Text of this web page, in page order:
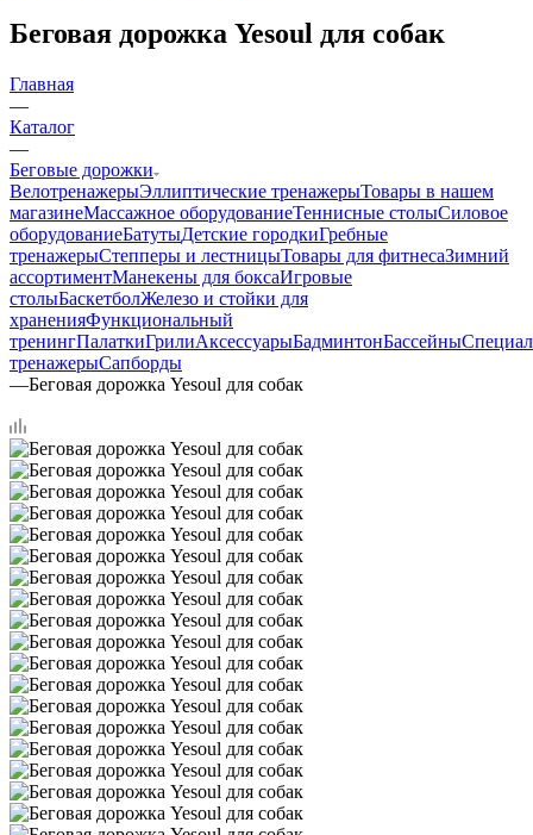
Беговая дорожка Yesoul для собак
Главная
—
Каталог
—
Беговые дорожки
ВелотренажерыЭллиптические тренажерыТовары в нашем
магазинеМассажное оборудованиеТеннисные столыСиловое
оборудованиеБатутыДетские городкиГребные
тренажерыСтепперы и лестницыТовары для фитнесаЗимний
ассортиментМанекены для боксаИгровые
столыБаскетболЖелезо и стойки для
храненияФункциональный
тренингПалаткиГрилиАксессуарыБадминтонБассейны
тренажерыСапборды
—Беговая дорожка Yesoul для собак